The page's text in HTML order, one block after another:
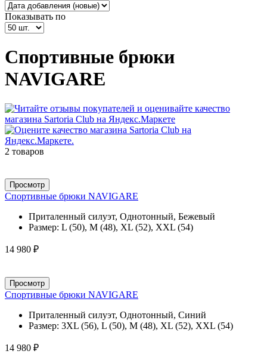
Показывать по
Спортивные брюки
NAVIGARE
2 товаров
Просмотр
Спортивные брюки NAVIGARE
Приталенный силуэт, Однотонный, Бежевый
Размер: L (50), M (48), XL (52), XXL (54)
14 980 ₽
Просмотр
Спортивные брюки NAVIGARE
Приталенный силуэт, Однотонный, Синий
Размер: 3XL (56), L (50), M (48), XL (52), XXL (54)
14 980 ₽